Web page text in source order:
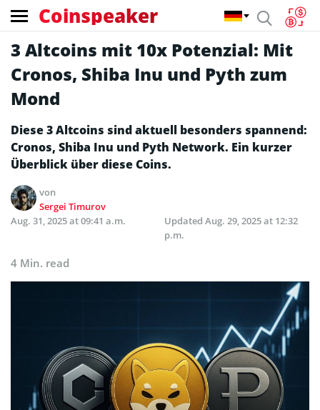
Coinspeaker
3 Altcoins mit 10x Potenzial: Mit
Cronos, Shiba Inu und Pyth zum
Mond
Diese 3 Altcoins sind aktuell besonders spannend:
Cronos, Shiba Inu und Pyth Network. Ein kurzer
Überblick über diese Coins.
von
Sergei Timurov
Aug. 31, 2025 at 09:41 a.m.
Updated Aug. 29, 2025 at 12:32
p.m.
4 Min. read